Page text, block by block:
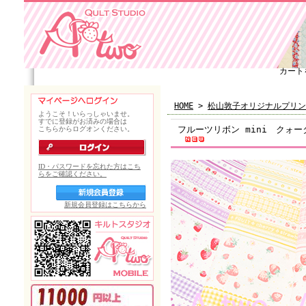
カート
HOME > 松山敦子オリジナルプリ
フルーツリボン mini クォー